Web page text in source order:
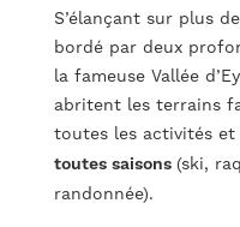
S’élançant sur plus
bordé par deux
la fameuse Vallée
abritent les terrains
toutes les activités et
toutes saisons (ski,
randonnée).